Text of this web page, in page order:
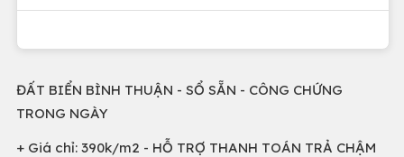
ĐẤT BIỂN BÌNH THUẬN - SỔ SẴN - CÔNG CHỨNG
TRONG NGÀY
+ Giá chỉ: 390k/m2 - HỖ TRỢ THANH TOÁN TRẢ CHẬM